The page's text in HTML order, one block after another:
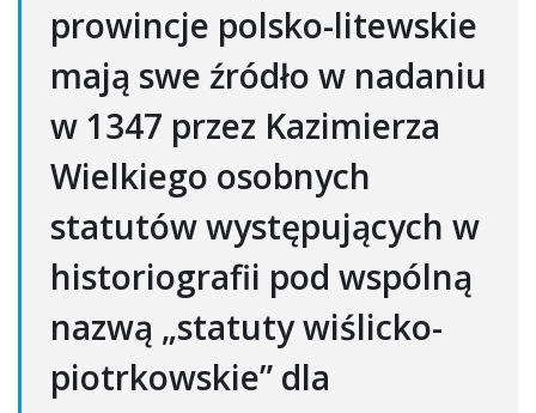
prowincje polsko-litewskie
mają swe źródło w nadaniu
w 1347 przez Kazimierza
Wielkiego osobnych
statutów występujących w
historiografii pod wspólną
nazwą „statuty wiślicko-
piotrkowskie” dla